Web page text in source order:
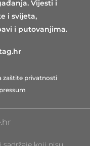
Vijesti i
i svijeta,
i putovanjima.
zaštite privatnosti